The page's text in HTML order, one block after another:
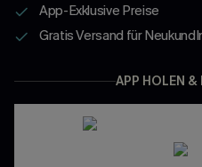
App-Exklusive Preise
Gratis Versand für
APP HOLEN &